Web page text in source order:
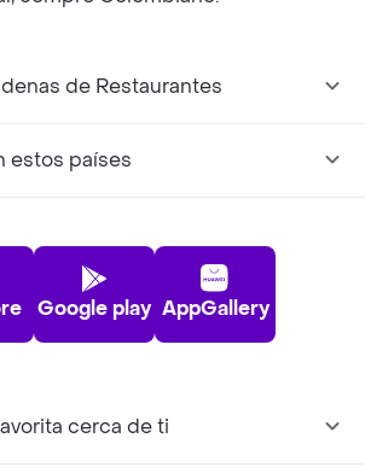
de Restaurantes
estos países
Google play AppGallery
cerca de ti